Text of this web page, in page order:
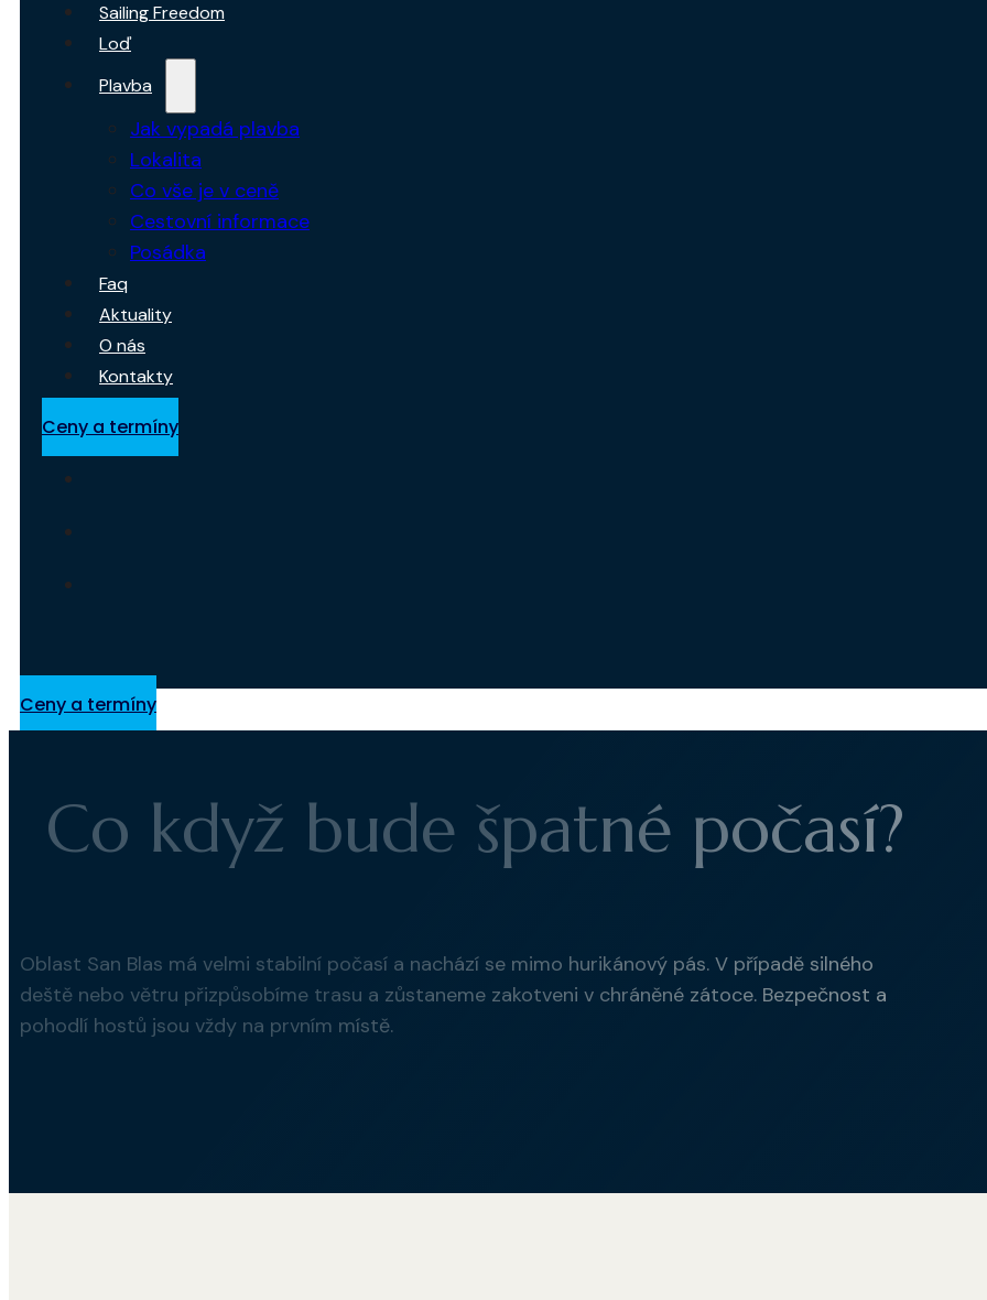
Sailing Freedom
Loď
Plavba
Jak vypadá plavba
Lokalita
Co vše je v ceně
Cestovní informace
Posádka
Faq
Aktuality
O nás
Kontakty
Ceny a termíny
Ceny a termíny
Co když bude špatné počasí?
Oblast San Blas má velmi stabilní počasí a nachází se mimo hurikánový pás. V případě silného
deště nebo větru přizpůsobíme trasu a zůstaneme zakotveni v chráněné zátoce. Bezpečnost a
pohodlí hostů jsou vždy na prvním místě.